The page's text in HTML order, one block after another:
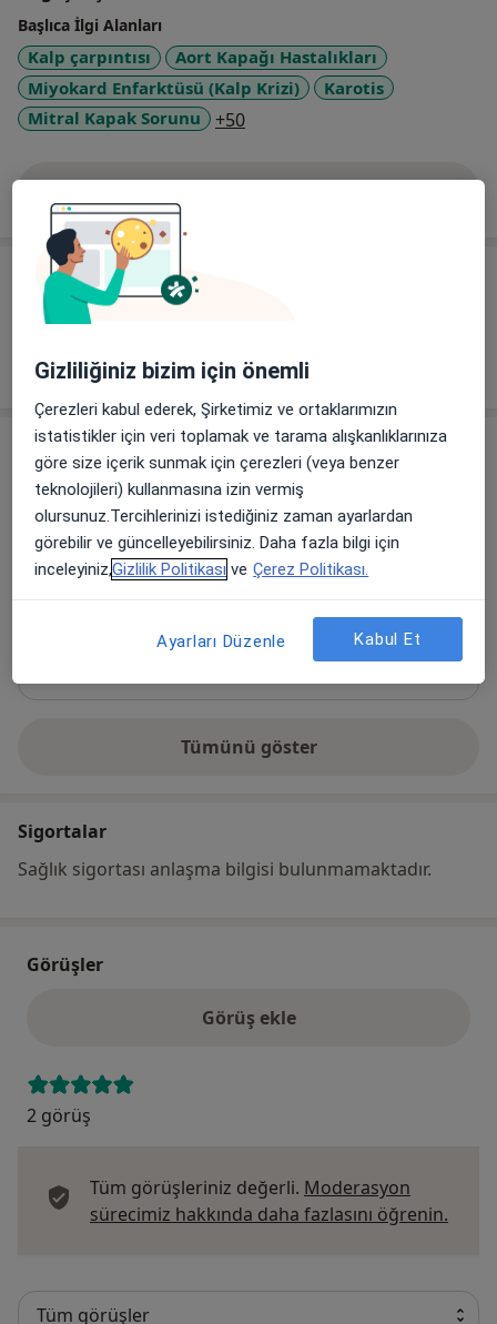
Başlıca İlgi Alanları
Kalp çarpıntısı
Aort Kapağı Hastalıkları
Miyokard Enfarktüsü (Kalp Krizi)
Karotis
Mitral Kapak Sorunu
+50a11y_sr_more_diseases
Hizmetler
Diğer Hizmetler
Randevu
Adres
Özel muayenehane
İstanbul, İstanbul34000
Bu adres için online randevu takvimi mevcut değil
Tümünü göster
adres hakkında
Sigortalar
Sağlık sigortası anlaşma bilgisi bulunmamaktadır.
Görüşler
Görüş ekle
2 görüş
Tüm görüşleriniz değerli. Moderasyon
sürecimiz hakkında daha fazlasını öğrenin.
Gizliliğiniz bizim için önemli
Çerezleri kabul ederek, Şirketimiz ve ortaklarımızın
istatistikler için veri toplamak ve tarama alışkanlıklarınıza
göre size içerik sunmak için çerezleri (veya benzer
teknolojileri) kullanmasına izin vermiş
olursunuz.Tercihlerinizi istediğiniz zaman ayarlardan
görebilir ve güncelleyebilirsiniz. Daha fazla bilgi için
inceleyiniz,Gizlilik Politikası ve Çerez Politikası.
Ayarları Düzenle Kabul Et